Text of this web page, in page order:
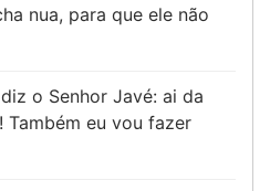
nua, para que ele não
o Senhor Javé: ai da
Também eu vou fazer